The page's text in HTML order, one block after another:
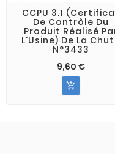
CCPU 3.1
De Contrôle Du
Produit Réalisé
L'Usine) De La
N°3433
9,60 €
